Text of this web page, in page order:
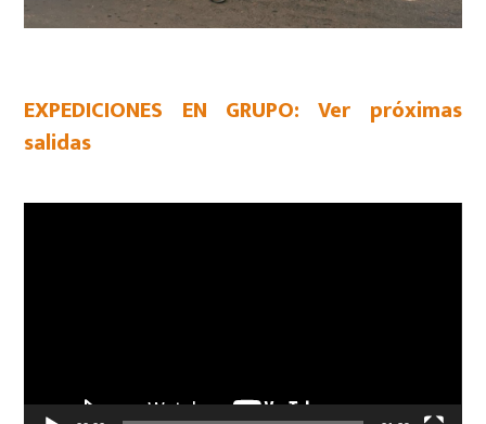
EXPEDICIONES EN GRUPO: Ver próximas
salidas